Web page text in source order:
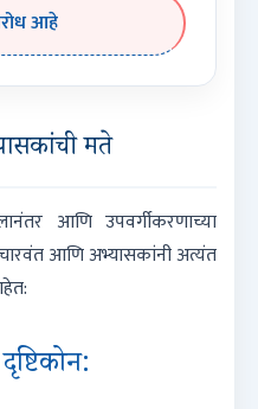
आहे
मते
आणि उपवर्गीकरणाच्या
आणि अभ्यासकांनी अत्यंत